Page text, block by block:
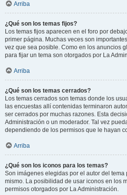
Arriba
¿Qué son los temas fijos?
Los temas fijos aparecen en el foro por
primer página. Muchas veces son
vez que sea posible. Como en los anuncios
para fijar un tema son otorgados por La
Arriba
¿Qué son los temas cerrados?
Los temas cerrados son temas donde los
las encuestas allí contenidas terminaron
ser cerrados por muchas razones. Esta
Administración o un moderador. Tal vez
dependiendo de los permisos que le hayan
Arriba
¿Qué son los iconos para los temas?
Son imágenes elegidas por el autor del tema
mismo. La posibilidad de usar iconos en los
permisos otorgados por La Administración.